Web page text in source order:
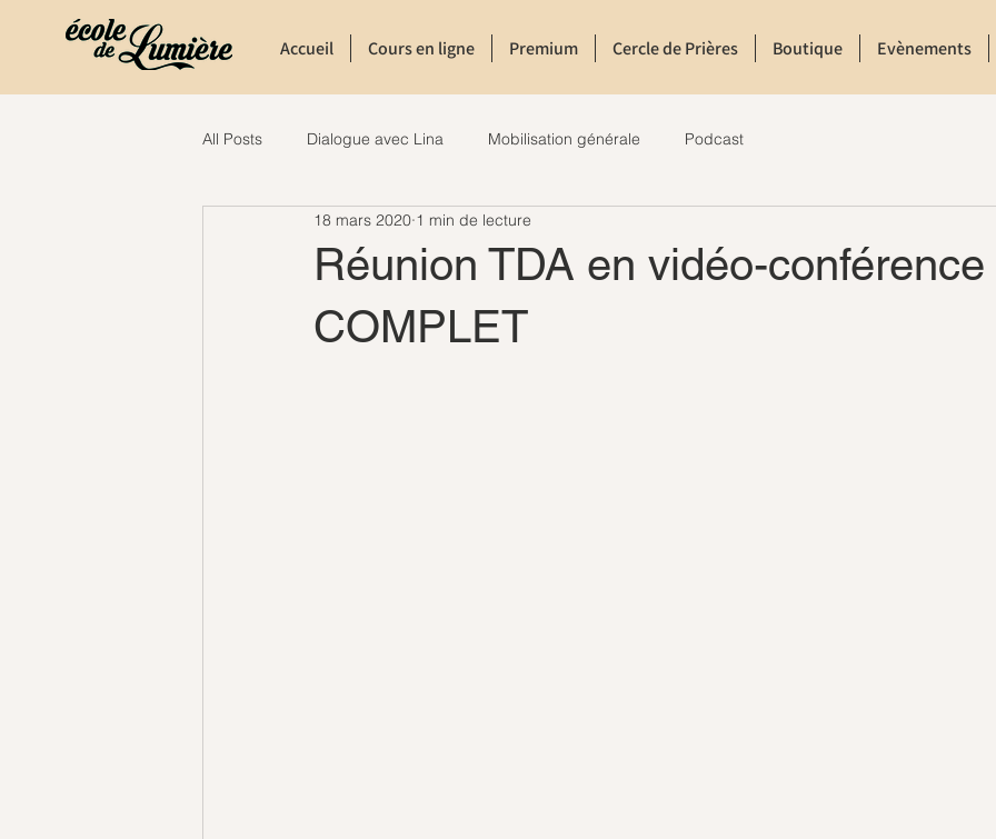
Accueil Cours en ligne Premium Cercle de Prières Boutique Evènements
All Posts Dialogue avec Lina Mobilisation générale Podcast
Réunion TDA en vidéo-conférence
COMPLET
18 mars 2020 1 min de lecture